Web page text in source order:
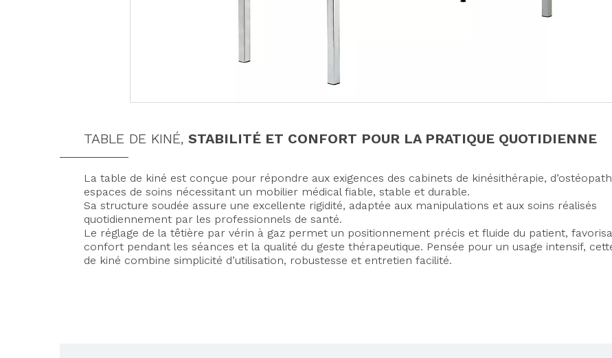
TABLE DE KINÉ, STABILITÉ ET CONFORT POUR LA PRATIQUE QUOTIDIENNE
La table de kiné est conçue pour répondre aux exigences des cabinets de kinésithérapie,
espaces de soins nécessitant un mobilier médical fiable, stable et durable.
Sa structure soudée assure une excellente rigidité, adaptée aux manipulations et aux soins réalisés
quotidiennement par les professionnels de santé.
Le réglage de la têtière par vérin à gaz permet un positionnement précis et fluide du patient,
confort pendant les séances et la qualité du geste thérapeutique. Pensée pour un usage intensif,
de kiné combine simplicité d’utilisation, robustesse et entretien facilité.